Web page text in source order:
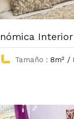
Interior
Tamaño : 8m² /